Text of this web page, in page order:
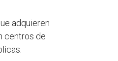
adquieren
centros de